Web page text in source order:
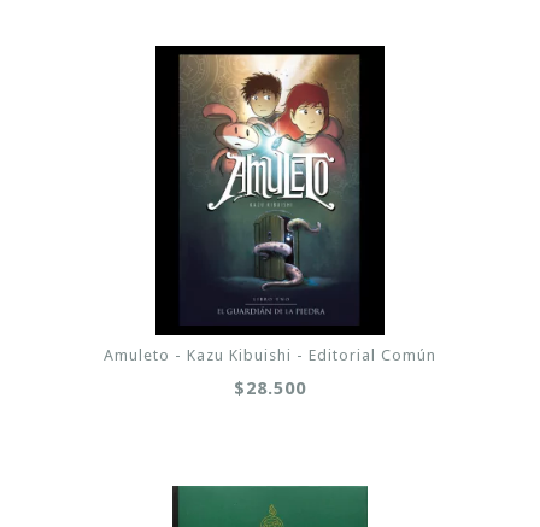
Amuleto - Kazu Kibuishi - Editorial Común
$28.500